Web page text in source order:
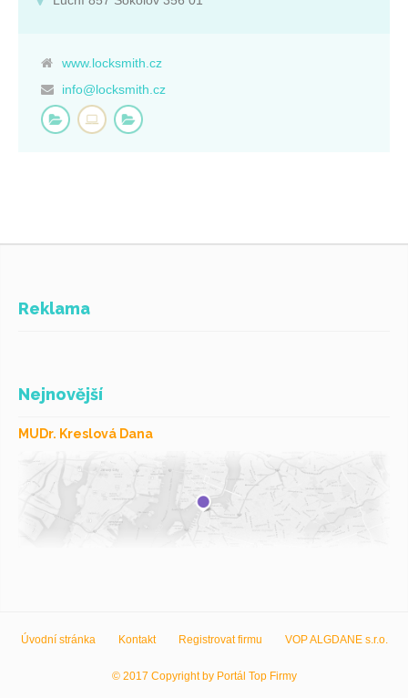
www.locksmith.cz
info@locksmith.cz
Reklama
Nejnovější
MUDr. Kreslová Dana
Úvodní stránka Kontakt Registrovat firmu VOP ALGDANE s.r.o.
© 2017 Copyright by Portál Top Firmy